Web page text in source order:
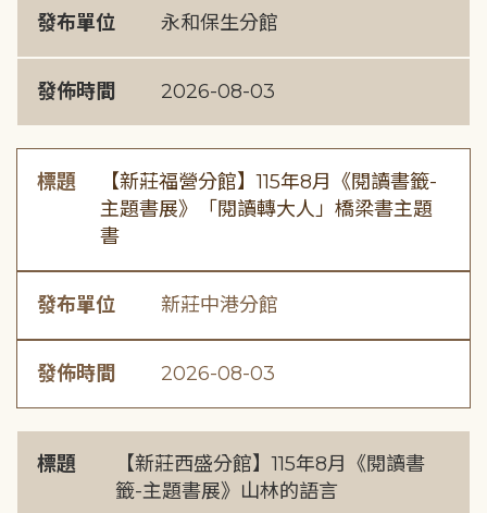
發布單位 永和保生分館
發佈時間 2026-08-03
標題
【新莊福營分館】115年8月《閱讀書籤-
主題書展》「閱讀轉大人」橋梁書主題
書
發布單位 新莊中港分館
發佈時間 2026-08-03
標題
【新莊西盛分館】115年8月《閱讀書
籤-主題書展》山林的語言